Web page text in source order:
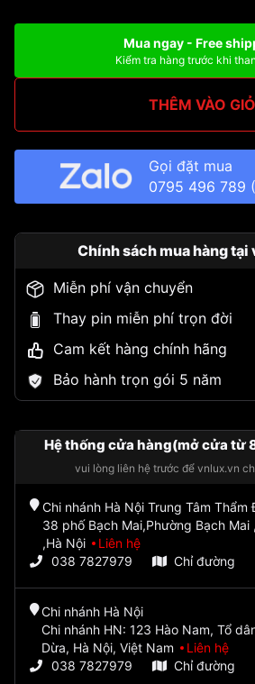
Mua ngay - Free
Kiểm tra hàng trước khi
THÊM VÀO GIỎ
Gọi đặt mua
0795 496 789
Chính sách mua hàng
Miễn phí vận chuyển
Thay pin miễn phí trọn đời
Cam kết hàng chính hãng
Bảo hành trọn gói 5 năm
Hệ thống cửa hàng(mở cửa từ
vui lòng liên hệ trước để vnlux.vn
Chi nhánh Hà Nội Trung Tâm Thẩm
38 phố Bạch Mai,Phường Bạch Mai
,Hà Nội
Liên hệ
038 7827979
Chỉ đường
Chi nhánh Hà Nội
Chi nhánh HN: 123 Hào Nam, Tổ
Dừa, Hà Nội, Việt Nam
Liên hệ
038 7827979
Chỉ đường